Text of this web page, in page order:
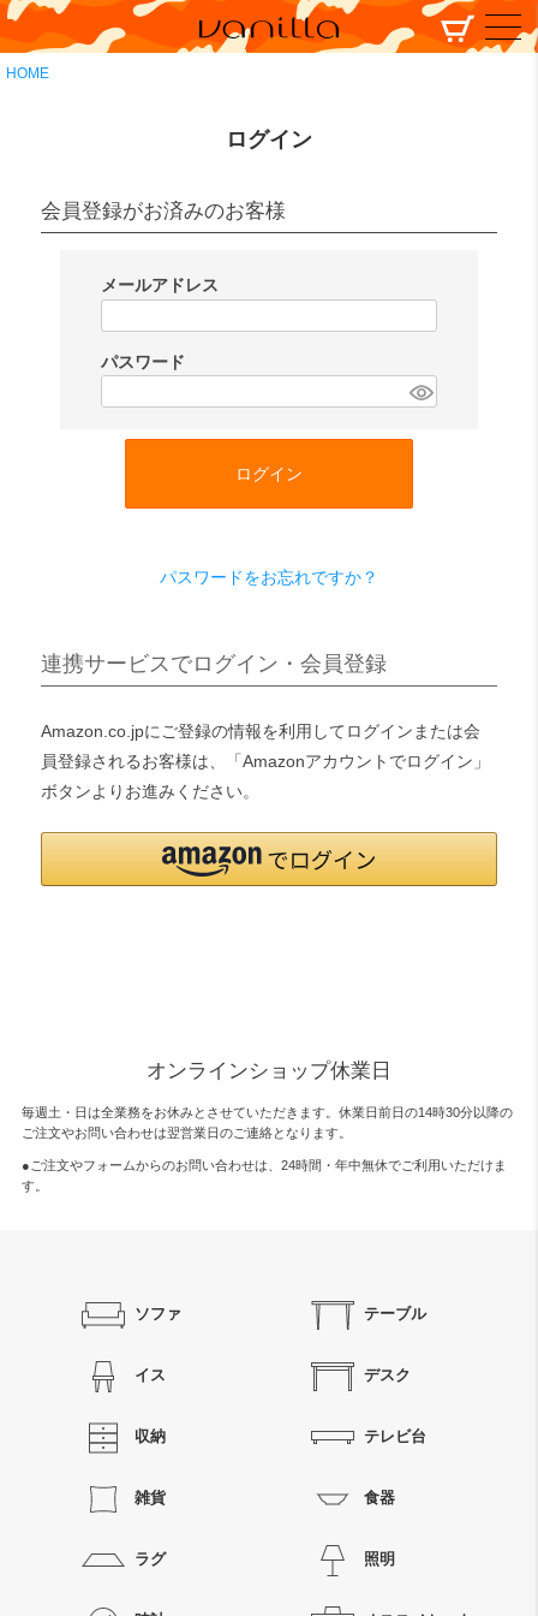
HOME
ログイン
会員登録がお済みのお客様
メールアドレス
須
パスワード
ログイン
パスワードをお忘れですか？
連携サービスでログイン・会員登録
Amazon.co.jpにご登録の情報を利用してログインまたは会
員登録されるお客様は、「Amazonアカウントでログイン」
ボタンよりお進みください。
オンラインショップ休業日
毎週土・日は全業務をお休みとさせていただきます。休業日前日の14時30分以降の
ご注文やお問い合わせは翌営業日のご連絡となります。
●ご注文やフォームからのお問い合わせは、 24時間・年中無休でご利用いただけま
す。
ソファ テーブル
イス デスク
収納 テレビ台
雑貨 食器
ラグ 照明